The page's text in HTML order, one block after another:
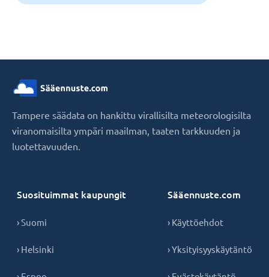
Tampere säädata on hankittu virallisilta meteorologisilta
viranomaisilta ympäri maailman, taaten tarkkuuden ja
luotettavuuden.
Suosituimmat kaupungit
› Suomi
› Helsinki
Sääennuste.com
› Käyttöehdot
› Yksityisyyskäytäntö